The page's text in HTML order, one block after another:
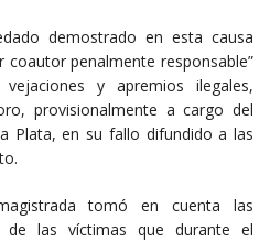
demostrado en esta causa
coautor penalmente responsable”
y apremios ilegales,
provisionalmente a cargo del
Plata, en su fallo difundido a las
tomó en cuenta las
de las víctimas que durante el